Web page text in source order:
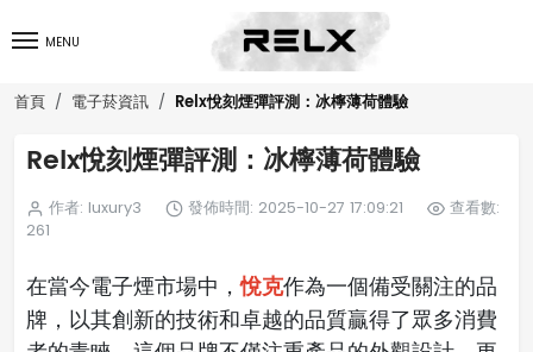
MENU
首頁 電子菸資訊 Relx悅刻煙彈評測：冰檸薄荷體驗
Relx悅刻煙彈評測：冰檸薄荷體驗
作者: luxury3 發佈時間: 2025-10-27 17:09:21
查看數:
261
在當今電子煙市場中，悅克作為一個備受關注的品
牌，以其創新的技術和卓越的品質贏得了眾多消費